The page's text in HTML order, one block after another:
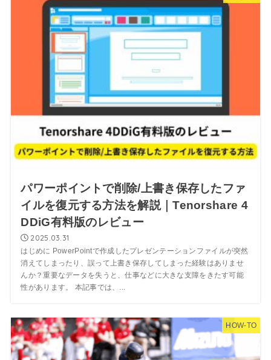
パワーポイントで削除/上書き保存したファ
イルを復元する方法を解説｜Tenorshare 4
DDiG有料版のレビュー
2025.03.31
はじめに PowerPointで作成したプレゼンテーションファイルが突然
消えてしまったり、誤って上書き保存してしまった経験はありませ
んか？重要なデータを失うと、仕事などに大きな支障をきたす可能
性があります。 本記事では、...
HOW-TO